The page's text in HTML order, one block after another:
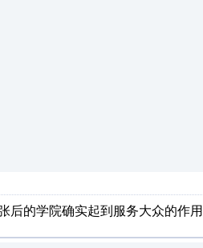
后的学院确实起到服务大众的作用